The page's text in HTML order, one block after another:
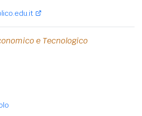
e Tecnologico